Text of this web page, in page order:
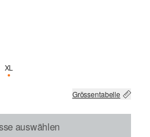
OUT OF STOCK
OUT OF STOCK
CURRENTLY OUT OF STOCK
2 VERFÜGBAR
XLNUR 3 VERFÜGBAR
Grössentabelle
auswählen